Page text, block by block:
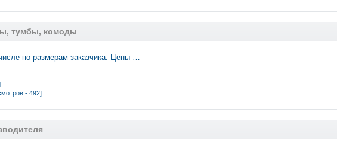
тумбы, комоды
по размерам заказчика. Цены …
- 492]